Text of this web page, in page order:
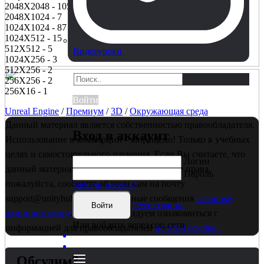
Видеоуроки
Войти
Вход в аккаунт
Логин
Пароль
Забыли пароль?
Войти
Регистрация
Или войдите через соц.сети
2048X2048 - 105
2048X1024 - 7
1024X1024 - 87
1024X512 - 15
512X512 - 5
1024X256 - 3
512X256 - 2
256X256 - 2
256X16 - 1
Unreal Engine /Премиум /3D /Окружающая среда
Данный материал является собственностью правообладателя.
Использование в коммерции - запрещено! Только в учебных
целях и самостоятельного изучения. Если Вы считаете, что
данный материал нарушает ваши авторские права,
пожалуйста, сообщите об этом нам на почту
support@unityhub.pro или в личные сообщения главному
администратору. Также рекомендуем ознакомиться с
информацией для правообладателейпо этой ссылке..
Обсудим?